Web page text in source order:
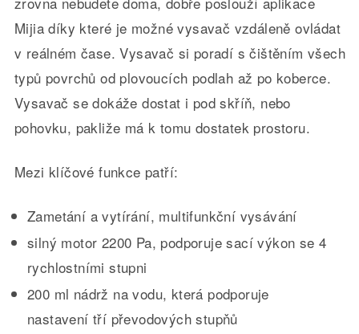
Mijia díky které je možné vysavač vzdáleně ovládat
v reálném čase. Vysavač si poradí s čištěním všech
typů povrchů od plovoucích podlah až po koberce.
Vysavač se dokáže dostat i pod skříň, nebo
pohovku, pakliže má k tomu dostatek prostoru.
Mezi klíčové funkce patří:
Zametání a vytírání, multifunkční vysávání
silný motor 2200 Pa, podporuje sací výkon se 4
rychlostními stupni
200 ml nádrž na vodu, která podporuje
nastavení tří převodových stupňů